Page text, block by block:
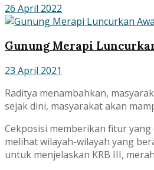
26 April 2022
Gunung Merapi
23 April 2021
Raditya menambahkan,
sejak dini, masyarakat akan
Cekposisi memberikan fitur
melihat wilayah-wilayah yang
untuk menjelaskan KRB III,